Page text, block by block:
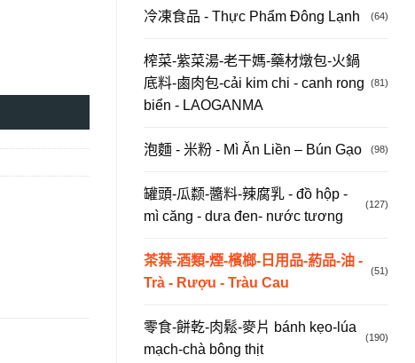
冷凍食品 - Thực Phẩm Đông Lạnh (64)
榨菜-紫菜湯-老干媽-藥材燉包-火鍋
底料-鹵肉包-cải kim chi - canh rong
biển - LAOGANMA
(81)
泡麵 - 米粉 - Mì Ăn Liền – Bún Gạo (98)
罐頭-瓜颣-醬料-辣腐乳 - đồ hộp -
mì căng - dưa đen- nước tương
(127)
茶葉-酒類-煙-檳榔-日用品-葯品-油 -
Trà - Rượu - Tràu Cau
(51)
零食-餅乾-肉鬆-麥片 bánh kẹo-lúa
mạch-chà bông thịt
(190)